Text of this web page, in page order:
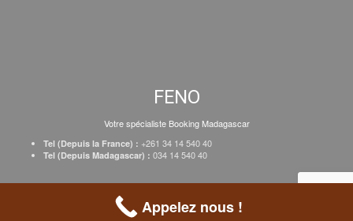
FENO
Votre spécialiste Booking Madagascar
Tel (Depuis la France) : +261 34 14 540 40
Tel (Depuis Madagascar) : 034 14 540 40
Inscrire votre établissement
Appelez nous !